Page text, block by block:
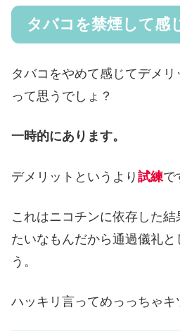
タバコを禁煙して感
タバコをやめて感じてデメリ
って思うでしょ？
一時的にあります。
デメリットというより 試練で
これはニコチンに依存した
たいなもんだから通過儀礼と
う。
ハッキリ言ってめっっちゃキ